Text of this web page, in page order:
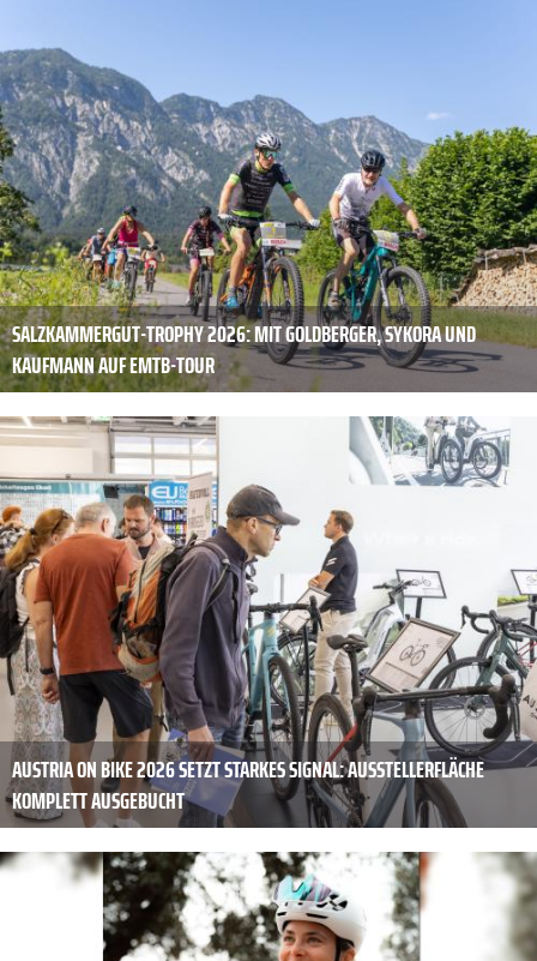
SALZKAMMERGUT-TROPHY 2026: MIT GOLDBERGER, SYKORA UND
KAUFMANN AUF EMTB-TOUR
AUSTRIA ON BIKE 2026 SETZT STARKES SIGNAL: AUSSTELLERFLÄCHE
KOMPLETT AUSGEBUCHT